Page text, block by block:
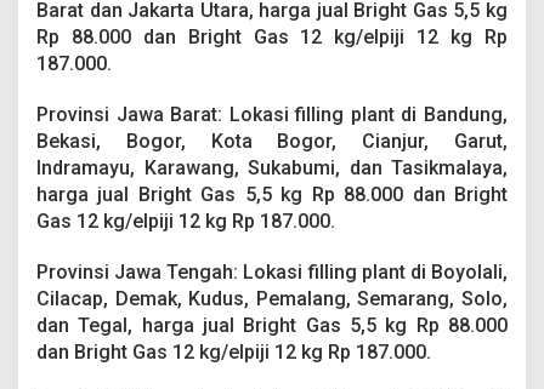
Barat dan Jakarta Utara, harga jual Bright Gas 5,5 kg
Rp 88.000 dan Bright Gas 12 kg/elpiji 12 kg Rp
187.000.
Provinsi Jawa Barat: Lokasi filling plant di Bandung,
Bekasi, Bogor, Kota Bogor, Cianjur, Garut,
Indramayu, Karawang, Sukabumi, dan Tasikmalaya,
harga jual Bright Gas 5,5 kg Rp 88.000 dan Bright
Gas 12 kg/elpiji 12 kg Rp 187.000.
Provinsi Jawa Tengah: Lokasi filling plant di Boyolali,
Cilacap, Demak, Kudus, Pemalang, Semarang, Solo,
dan Tegal, harga jual Bright Gas 5,5 kg Rp 88.000
dan Bright Gas 12 kg/elpiji 12 kg Rp 187.000.